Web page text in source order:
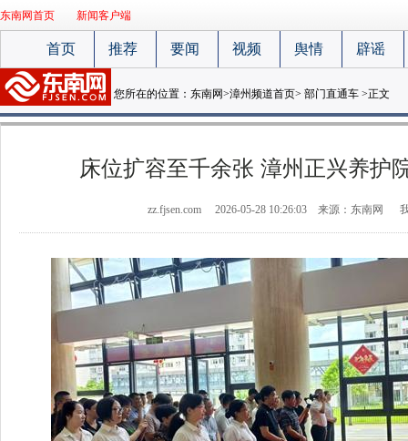
东南网首页 新闻客户端
首页 推荐 要闻 视频 舆情 辟谣
您所在的位置： 东南网>漳州频道首页> 部门直通车 >正文
床位扩容至千余张 漳州正兴养护
zz.fjsen.com 2026-05-28 10:26:03 来源：东南网